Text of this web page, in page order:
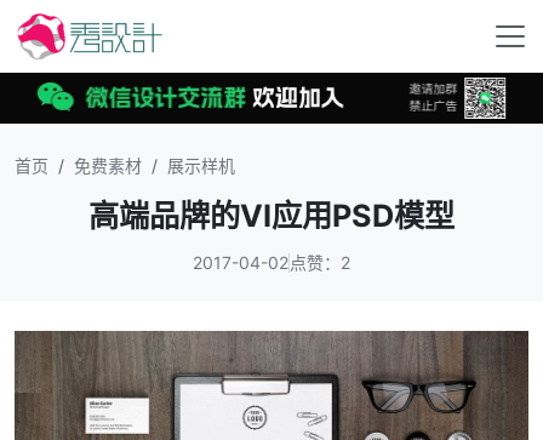
首页 免费素材 展示样机
高端品牌的VI应用PSD模型
2017-04-02点赞：2